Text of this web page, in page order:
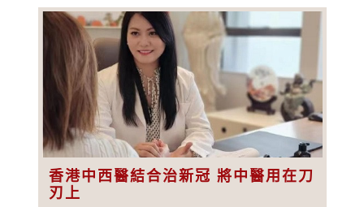
香港中西醫結合治新冠 將中醫用在刀
刃上